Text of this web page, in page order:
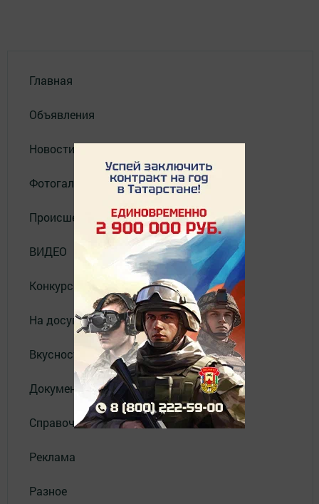
Главная
Объявления
Новости
Фотогалерея
Происшествия
ВИДЕО
Конкурсы
На досуге
Вкусности
Документы
Справочник
Реклама
Разное